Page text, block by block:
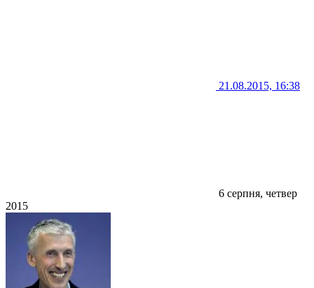
21.08.2015, 16:38
6 серпня, четвер
2015